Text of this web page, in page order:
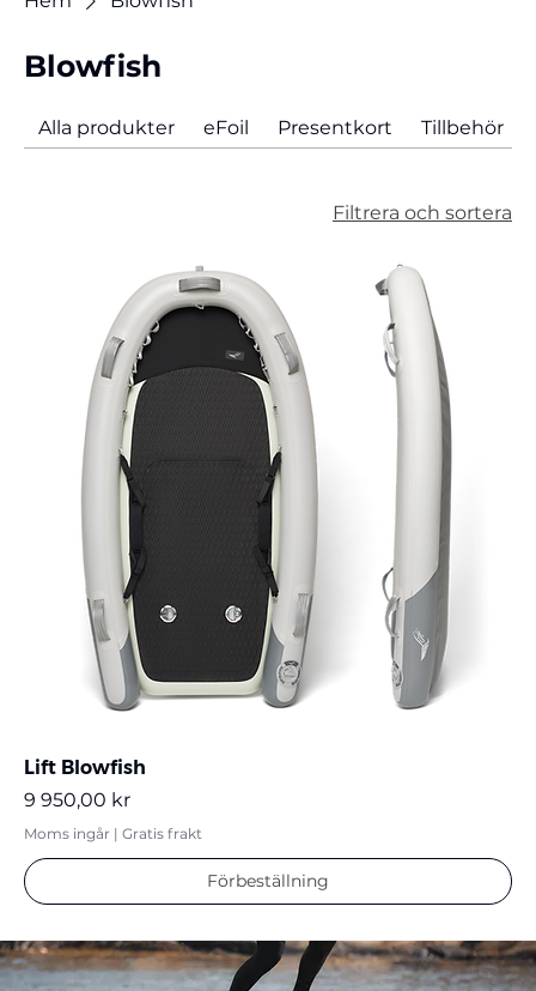
Blowfish
Alla produkter eFoil Presentkort Tillbehör
Filtrera och sortera
Lift Blowfish
Pris
9 950,00 kr
Moms ingår | Gratis frakt
Förbeställning